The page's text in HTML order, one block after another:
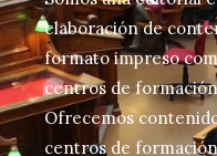
elaboración de
formato impreso
centros de
Ofrecemos
centros de